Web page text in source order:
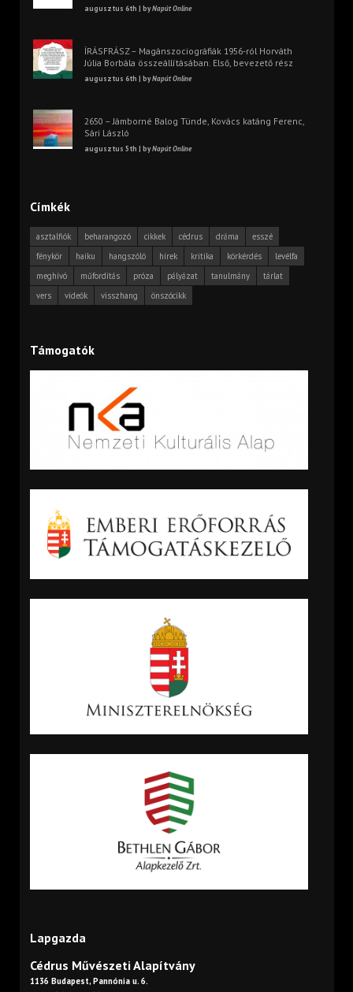
augusztus 6th | byNapút Online
ÍRÁSFRÁSZ – Magánszociográfiák 1956-ról Horváth
Júlia Borbála összeállításában. Első, bevezető rész
augusztus 6th | byNapút Online
2650 – Jámborné Balog Tünde, Kovács katáng Ferenc,
Sári László
augusztus 5th | byNapút Online
Címkék
asztalfiók beharangozó cikkek cédrus dráma
esszé
fénykör
haiku hangszóló hírek kritika körkérdés
levélfa
meghívó
műfordítás próza pályázat tanulmány
tárlat
vers
videók visszhang önszócikk
Támogatók
Lapgazda
Cédrus Művészeti Alapítvány
1136 Budapest, Pannónia u. 6.